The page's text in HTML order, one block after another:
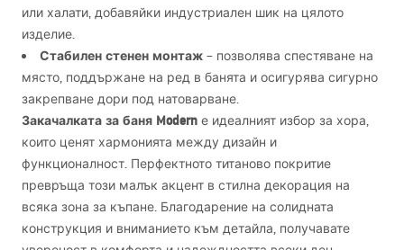
или халати, добавяйки индустриален шик на цялото
изделие.
Стабилен стенен монтаж – позволява спестяване на
място, поддържане на ред в банята и осигурява сигурно
закрепване дори под натоварване.
Закачалката за баня Modern е идеалният избор за хора,
които ценят хармонията между дизайн и
функционалност. Перфектното титаново покритие
превръща този малък акцент в стилна декорация на
всяка зона за къпане. Благодарение на солидната
конструкция и вниманието към детайла, получавате